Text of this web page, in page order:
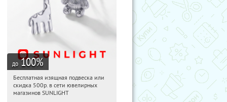
до 100%
08:28:29 Получили:
Россия
Бесплатная изящная подвеска или
скидка 500р. в сети ювелирных
магазинов SUNLIGHT